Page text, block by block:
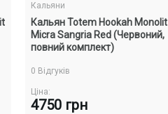
Кальяни
Кальян Totem Hookah Monolit
Micra Sangria Red (Червоний,
повний комплект)
0 Відгуків
Ціна:
4750 грн